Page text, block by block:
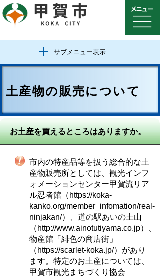
サブメニュー表示
土産物の販売について
お土産を買えるところはありますか。
市内の特産品等を扱う総合的な土
産物販売所としては、観光インフ
ォメーションセンター甲賀流リア
ル忍者館（https://koka-
kanko.org/member_infomation/real-
ninjakan/）、道の駅あいの土山
（http://www.ainotutiyama.co.jp）、
物産館「緋色の商店街」
（https://scarlet-koka.jp/）があり
ます。特定のお土産については、
甲賀市観光まちづくり協会